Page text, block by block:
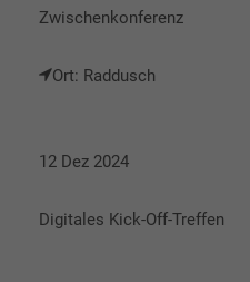
Zwischenkonferenz
Ort: Raddusch
12 Dez 2024
Digitales Kick-Off-Treffen